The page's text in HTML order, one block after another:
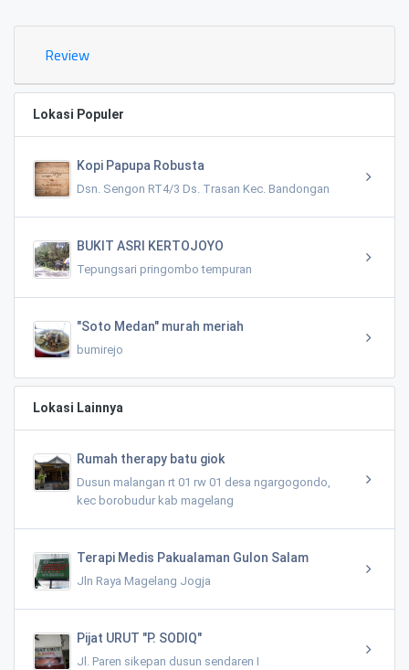
Review
Lokasi Populer
Kopi Papupa Robusta
Dsn. Sengon RT4/3 Ds. Trasan Kec. Bandongan
BUKIT ASRI KERTOJOYO
Tepungsari pringombo tempuran
"Soto Medan" murah meriah
bumirejo
Lokasi Lainnya
Rumah therapy batu giok
Dusun malangan rt 01 rw 01 desa ngargogondo,
kec borobudur kab magelang
Terapi Medis Pakualaman Gulon Salam
Jln Raya Magelang Jogja
Pijat URUT "P. SODIQ"
Jl. Paren sikepan dusun sendaren I